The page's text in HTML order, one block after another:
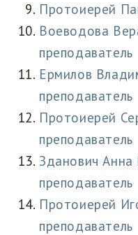
Протоиерей
Воеводова
преподаватель
Ермилов
преподаватель
Протоиерей
преподаватель
Зданович
преподаватель
Протоиерей
преподаватель